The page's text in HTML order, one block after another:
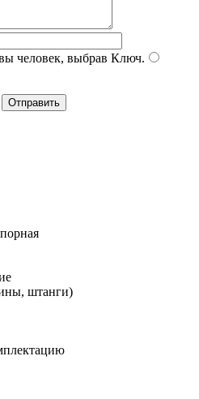
человек, выбрав Ключ.
штанги)